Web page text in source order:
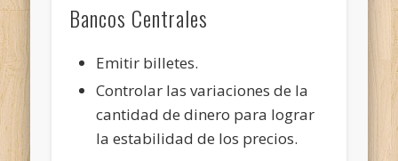
Bancos Centrales
Emitir billetes.
Controlar las variaciones de la
cantidad de dinero para lograr
la estabilidad de los precios.